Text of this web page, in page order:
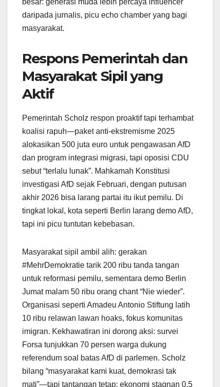
daripada jurnalis, picu echo chamber yang bagi
masyarakat.
Respons Pemerintah dan
Masyarakat Sipil yang
Aktif
Pemerintah Scholz respon proaktif tapi terhambat
koalisi rapuh—paket anti-ekstremisme 2025
alokasikan 500 juta euro untuk pengawasan AfD
dan program integrasi migrasi, tapi oposisi CDU
sebut “terlalu lunak”. Mahkamah Konstitusi
investigasi AfD sejak Februari, dengan putusan
akhir 2026 bisa larang partai itu ikut pemilu. Di
tingkat lokal, kota seperti Berlin larang demo AfD,
tapi ini picu tuntutan kebebasan.
Masyarakat sipil ambil alih: gerakan
#MehrDemokratie tarik 200 ribu tanda tangan
untuk reformasi pemilu, sementara demo Berlin
Jumat malam 50 ribu orang chant “Nie wieder”.
Organisasi seperti Amadeu Antonio Stiftung latih
10 ribu relawan lawan hoaks, fokus komunitas
imigran. Kekhawatiran ini dorong aksi: survei
Forsa tunjukkan 70 persen warga dukung
referendum soal batas AfD di parlemen. Scholz
bilang “masyarakat kami kuat, demokrasi tak
mati”—tapi tantangan tetap: ekonomi stagnan 0,5